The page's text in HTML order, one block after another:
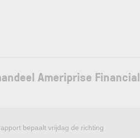
Ameriprise Financial
bepaalt vrijdag de richting